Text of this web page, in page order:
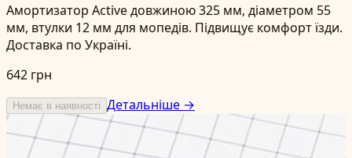
Амортизатор Active довжиною 325 мм, діаметром 55
мм, втулки 12 мм для мопедів. Підвищує комфорт їзди.
Доставка по Україні.
642 грн
Немає в наявності Детальніше →